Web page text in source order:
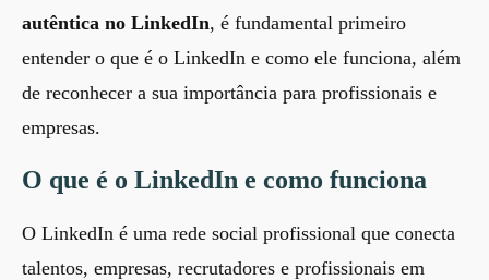
autêntica no LinkedIn, é fundamental primeiro
entender o que é o LinkedIn e como ele funciona, além
de reconhecer a sua importância para profissionais e
empresas.
O que é o LinkedIn e como funciona
O LinkedIn é uma rede social profissional que conecta
talentos, empresas, recrutadores e profissionais em